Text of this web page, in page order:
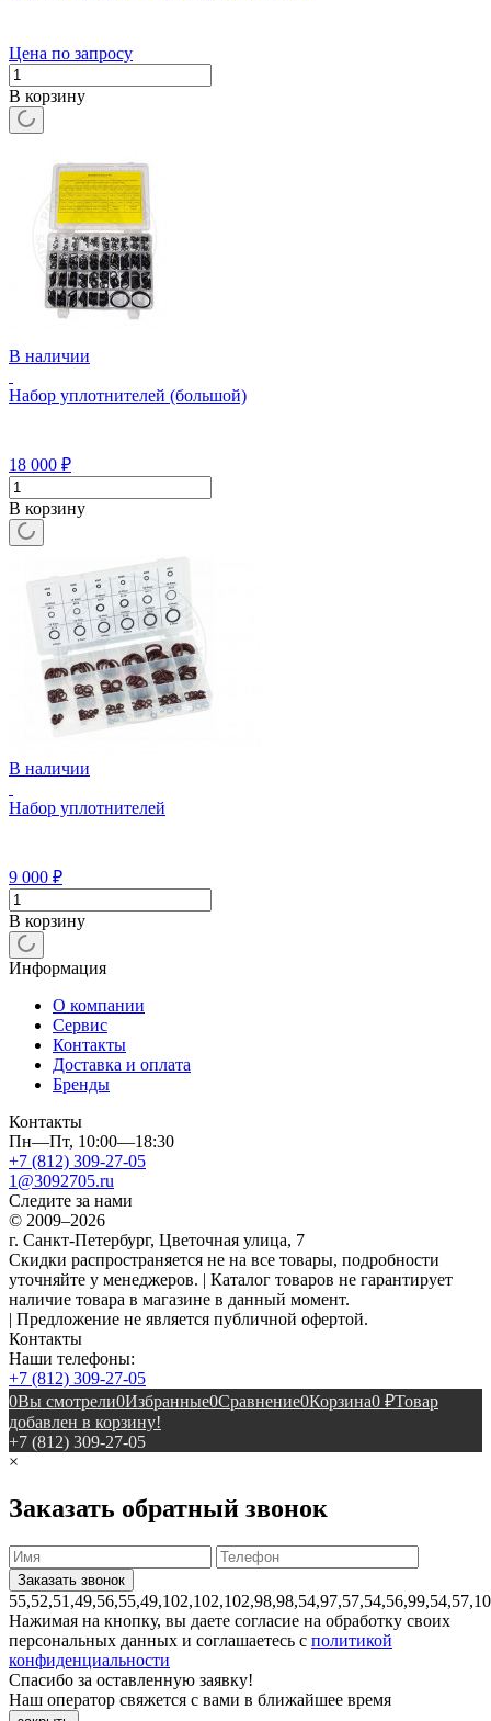
Цена по запросу
В корзину
В наличии
Набор уплотнителей (большой)
18 000 ₽
В корзину
В наличии
Набор уплотнителей
9 000 ₽
В корзину
Информация
О компании
Сервис
Контакты
Доставка и оплата
Бренды
Контакты
Пн—Пт, 10:00—18:30
+7 (812) 309-27-05
1@3092705.ru
Следите за нами
© 2009–2026
г. Санкт-Петербург, Цветочная улица, 7
Скидки распространяется не на все товары, подробности
уточняйте у менеджеров. | Каталог товаров не гарантирует
наличие товара в магазине в данный момент.
| Предложение не является публичной офертой.
Контакты
Наши телефоны:
+7 (812) 309-27-05
0Вы смотрели0Избранные0Сравнение0Корзина0 ₽Товар
добавлен в корзину!
+7 (812) 309-27-05
×
Заказать обратный звонок
Нажимая на кнопку, вы даете согласие на обработку своих
персональных данных и соглашаетесь с политикой
конфиденциальности
Спасибо за оставленную заявку!
Наш оператор свяжется с вами в ближайшее время